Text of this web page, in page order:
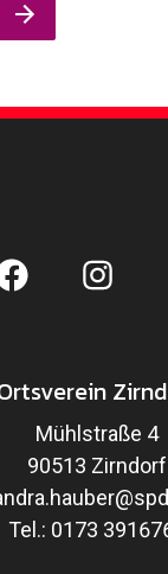
Mühlstraße 4
90513 Zirndorf
Tel.: 0173